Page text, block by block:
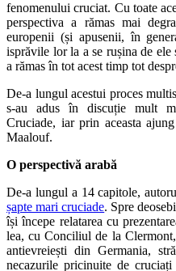
fenomenului cruciat. Cu toate
perspectiva a rămas mai
europenii (și apusenii, în
isprăvile lor la a se rușina de ele
a rămas în tot acest timp tot
De-a lungul acestui proces
s-au adus în discuție mult
Cruciade, iar prin aceasta
Maalouf.
O perspectivă arabă
De-a lungul a 14 capitole,
șapte mari cruciade. Spre
își începe relatarea cu
lea, cu Conciliul de la
antievreiești din Germania,
necazurile pricinuite de